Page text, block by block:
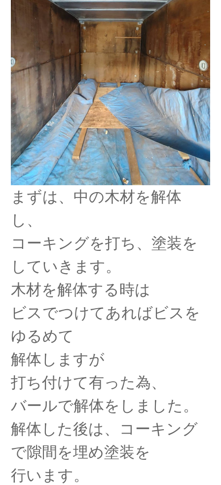
まずは、中の木材を解体
し、
コーキングを打ち、塗装を
していきます。
木材を解体する時は
ビスでつけてあればビスを
ゆるめて
解体しますが
打ち付けて有った為、
バールで解体をしました。
解体した後は、コーキング
で隙間を埋め塗装を
行います。